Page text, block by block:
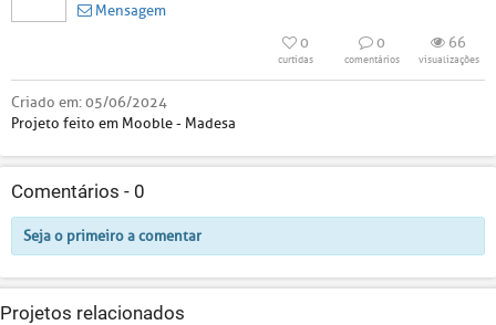
Mensagem
0
curtidas
0
comentários
66
visualizações
Criado em:05/06/2024
Projeto feito em Mooble - Madesa
Comentários - 0
Seja o primeiro a comentar
Projetos relacionados